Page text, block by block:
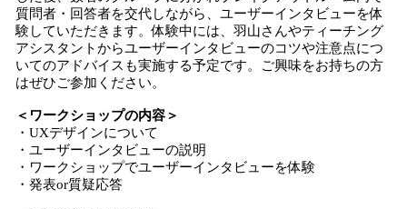
質問者・回答者を交代しながら、ユーザーインタビューを体
験していただきます。体験中には、羽山さんやティーチング
アシスタントからユーザーインタビューのコツや注意点につ
いてのアドバイスも実施する予定です。ご興味をお持ちの方
はぜひご参加ください。
＜ワークショップの内容＞
・UXデザインについて
・ユーザーインタビューの説明
・ワークショップでユーザーインタビューを体験
・発表or質疑応答